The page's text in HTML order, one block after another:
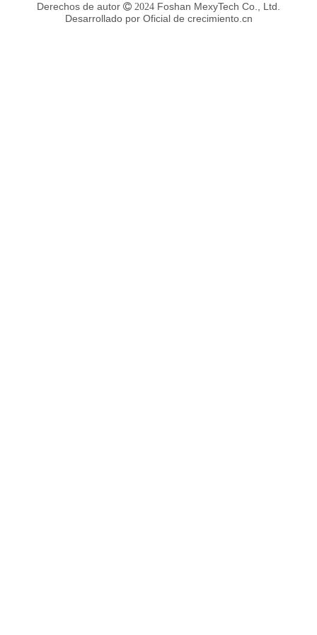
Derechos de autor  2024 Foshan MexyTech Co., Ltd.
Desarrollado por Oficial de crecimiento.cn